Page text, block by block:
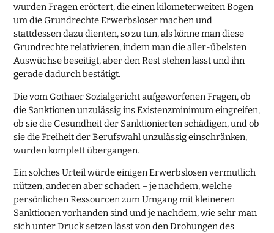
wurden Fragen erörtert, die einen kilometerweiten Bogen
um die Grundrechte Erwerbsloser machen und
stattdessen dazu dienten, so zu tun, als könne man diese
Grundrechte relativieren, indem man die aller-übelsten
Auswüchse beseitigt, aber den Rest stehen lässt und ihn
gerade dadurch bestätigt.
Die vom Gothaer Sozialgericht aufgeworfenen Fragen, ob
die Sanktionen unzulässig ins Existenzminimum eingreifen,
ob sie die Gesundheit der Sanktionierten schädigen, und ob
sie die Freiheit der Berufswahl unzulässig einschränken,
wurden komplett übergangen.
Ein solches Urteil würde einigen Erwerbslosen vermutlich
nützen, anderen aber schaden – je nachdem, welche
persönlichen Ressourcen zum Umgang mit kleineren
Sanktionen vorhanden sind und je nachdem, wie sehr man
sich unter Druck setzen lässt von den Drohungen des